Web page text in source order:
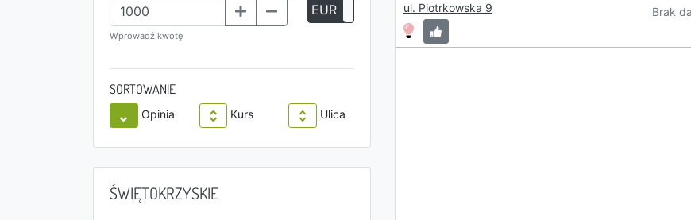
Wprowadź kwotę
EUR
SORTOWANIE
Opinia Kurs Ulica
ŚWIĘTOKRZYSKIE
ul. Piotrkowska 9
Brak